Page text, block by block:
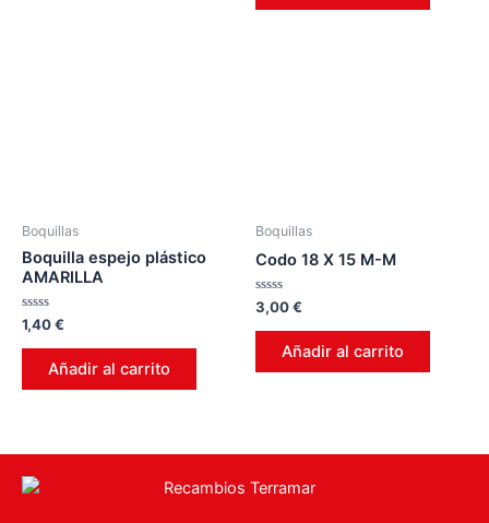
Boquillas
Boquilla espejo plástico
AMARILLA
Valorado
en
0
1,40€
Añadir al carrito
Boquillas
Codo 18 X 15 M-M
Valorado
en
0
3,00€
Añadir al carrito